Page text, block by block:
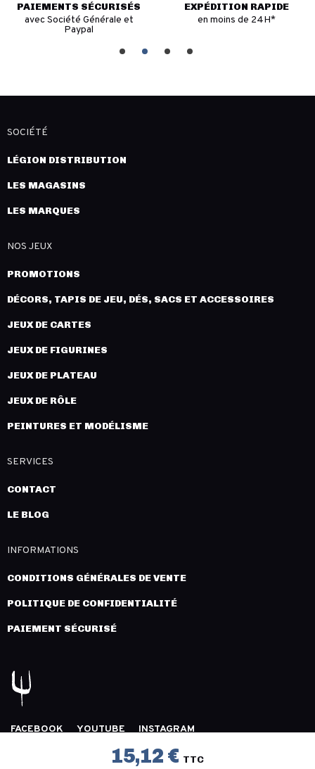
15,12 € TTC
PAIEMENTS SÉCURISÉS
avec Société Générale et
Paypal
EXPÉDITION RAPIDE
en moins de 24H*
SOCIÉTÉ
LÉGION DISTRIBUTION
LES MAGASINS
LES MARQUES
NOS JEUX
PROMOTIONS
DÉCORS, TAPIS DE JEU, DÉS, SACS ET ACCESSOIRES
JEUX DE CARTES
JEUX DE FIGURINES
JEUX DE PLATEAU
JEUX DE RÔLE
PEINTURES ET MODÉLISME
SERVICES
CONTACT
LE BLOG
INFORMATIONS
CONDITIONS GÉNÉRALES DE VENTE
POLITIQUE DE CONFIDENTIALITÉ
PAIEMENT SÉCURISÉ
FACEBOOK YOUTUBE
INSTAGRAM
COPYRIGHT 2026 © LÉGION DISTRIBUTION -
- CRÉATION :INNLOG